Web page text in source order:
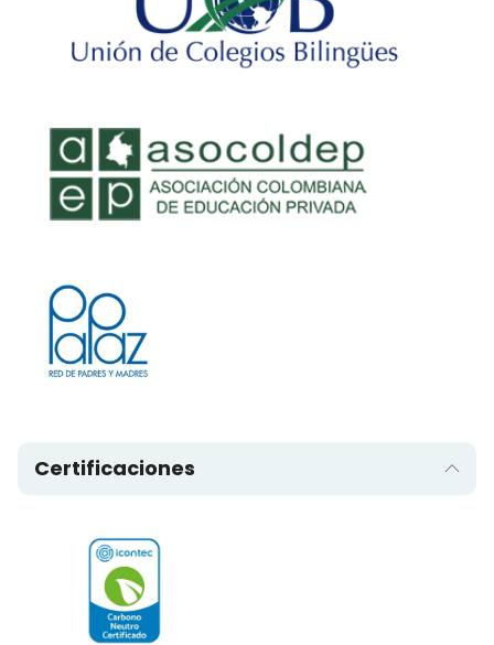
Certificaciones